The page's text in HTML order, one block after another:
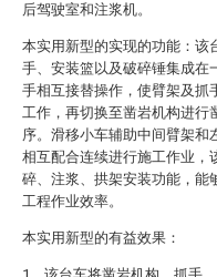
后驾驶室和注浆机。
本实用新型的实现的功能：该
手、安装篮以及破碎锤集成在
手相互接替操作，使臂架及抓
工作，再切换至凿岩机构进行
序。滑移小车辅助中间臂架和
相互配合连续进行施工作业，
碎、注浆、拱架安装功能，能
工程作业效率。
本实用新型的有益效果：